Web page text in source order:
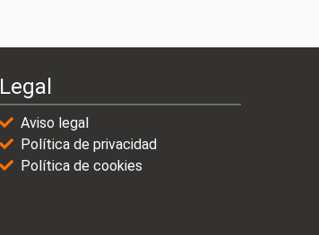
Legal
Aviso legal
Política de privacidad
Política de cookies